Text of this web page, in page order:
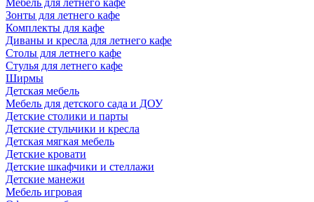
Мебель для летнего кафе
Зонты для летнего кафе
Комплекты для кафе
Диваны и кресла для летнего кафе
Столы для летнего кафе
Стулья для летнего кафе
Ширмы
Детская мебель
Мебель для детского сада и ДОУ
Детские столики и парты
Детские стульчики и кресла
Детская мягкая мебель
Детские кровати
Детские шкафчики и стеллажи
Детские манежи
Мебель игровая